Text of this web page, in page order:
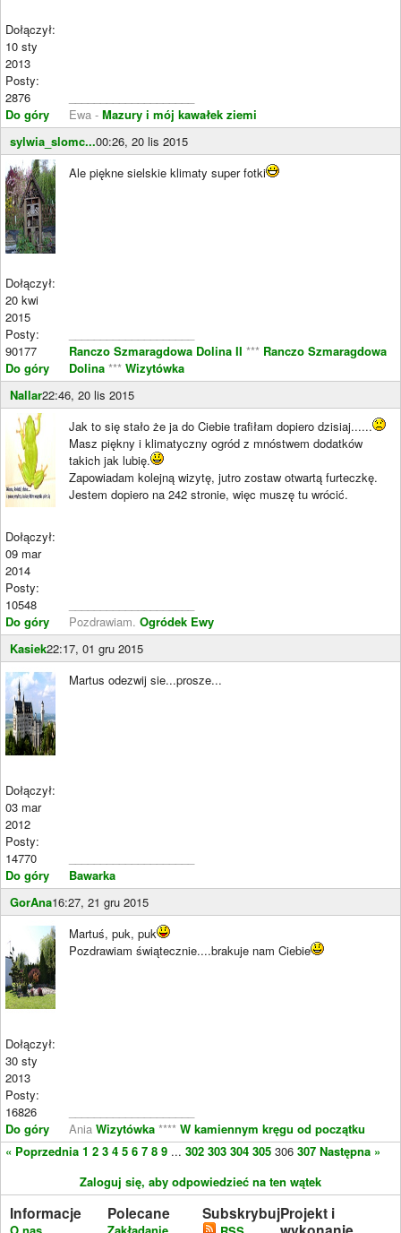
Dołączył:
10 sty
2013
Posty:
2876
Do góry
Ewa - Mazury i mój kawałek ziemi
sylwia_slomc...00:26, 20 lis 2015
Dołączył:
20 kwi
2015
Posty:
90177
Do góry
Ale piękne sielskie klimaty super fotki
Ranczo Szmaragdowa Dolina II *** Ranczo Szmaragdowa
Dolina *** Wizytówka
Nallar22:46, 20 lis 2015
Dołączył:
09 mar
2014
Posty:
10548
Do góry
Jak to się stało że ja do Ciebie trafiłam dopiero dzisiaj......
Masz piękny i klimatyczny ogród z mnóstwem dodatków
takich jak lubię.
Zapowiadam kolejną wizytę, jutro zostaw otwartą furteczkę.
Jestem dopiero na 242 stronie, więc muszę tu wrócić.
Pozdrawiam. Ogródek Ewy
Kasiek22:17, 01 gru 2015
Dołączył:
03 mar
2012
Posty:
14770
Do góry
Martus odezwij sie...prosze...
Bawarka
GorAna16:27, 21 gru 2015
Dołączył:
30 sty
2013
Posty:
16826
Do góry
Martuś, puk, puk
Pozdrawiam świątecznie....brakuje nam Ciebie
Ania Wizytówka **** W kamiennym kręgu od początku
« Poprzednia 1 2 3 4 5 6 7 8 9 ... 302 303 304 305 306 307 Następna »
Zaloguj się, aby odpowiedzieć na ten wątek
Informacje Polecane SubskrybujProjekt i